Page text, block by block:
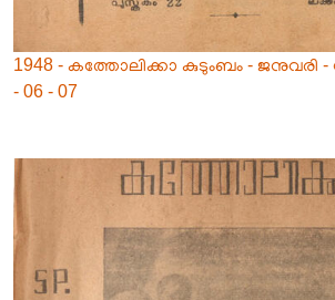
1948 - കത്തോലിക്കാ കുടുംബം - ജനുവരി -
- 06 - 07